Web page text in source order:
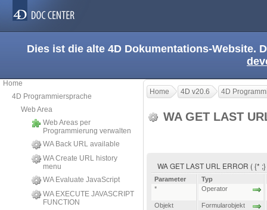
Dies ist die alte 4D Dokumentations-Website.
Home
4D Programmiersprache
Web Area
Web Areas per
Programmierung verwalten
WA Back URL available
WA Create URL history
menu
WA Evaluate JavaScript
WA EXECUTE JAVASCRIPT
FUNCTION
Home 4D v20.6 4D
WA GET LAST
WA GET LAST URL ERROR ( {*
Parameter
Typ
*
Operator
Objekt
Formularobjekt